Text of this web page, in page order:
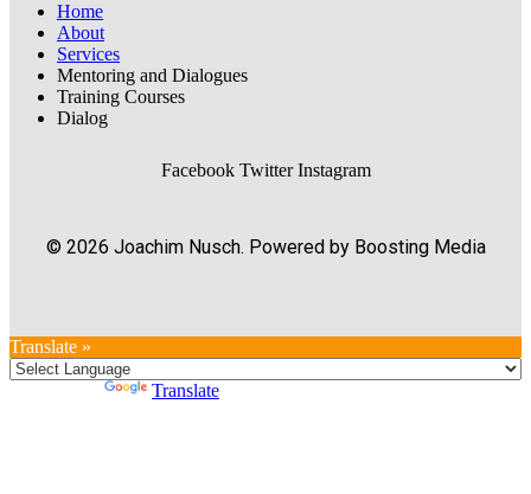
Home
About
Services
Mentoring and Dialogues
Training Courses
Dialog
Facebook Twitter Instagram
© 2026 Joachim Nusch. Powered by Boosting Media
Translate »
Translate